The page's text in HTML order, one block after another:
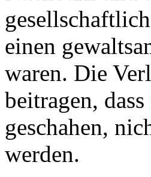
einen
waren. Die
beitragen,
geschahen,
werden.